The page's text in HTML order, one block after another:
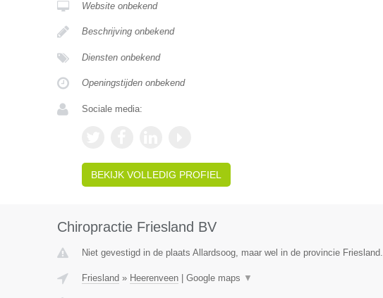
Website onbekend
Beschrijving onbekend
Diensten onbekend
Openingstijden onbekend
Sociale media:
BEKIJK VOLLEDIG PROFIEL
Chiropractie Friesland BV
Niet gevestigd in de plaats Allardsoog, maar wel in de provincie Friesland.
Friesland » Heerenveen| Google maps ▼